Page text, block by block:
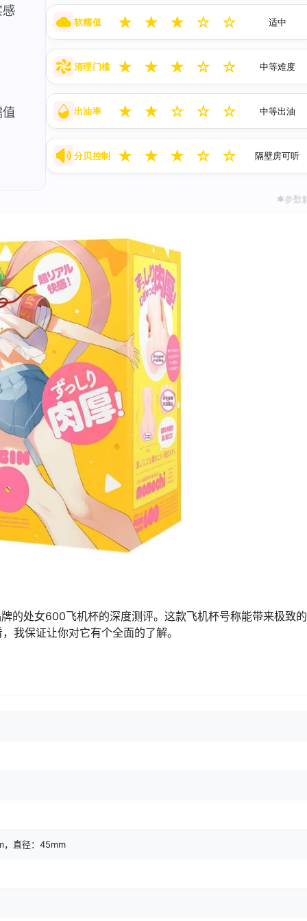
软糯值 ★ ★ ★ ☆ ☆ 适中
清理门槛 ★ ★ ★ ☆ ☆ 中等难度
出油率 ★ ★ ☆ ☆ ☆ 中等出油
分贝控制 ★ ★ ★ ☆ ☆ 隔壁房可听
✱参数
的处女600飞机杯的深度测评。这款飞机杯号称能带来极致
我保证让你对它有个全面的了解。
，直径：45mm